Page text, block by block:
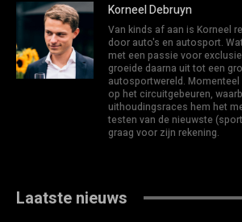
Korneel Debruyn
Van kinds af aan is Korneel
door auto's en autosport.
met een passie voor
groeide daarna uit tot een
autosportwereld.
op het circuitgebeuren,
uithoudingsraces hem het
testen van de nieuwste
graag voor zijn rekening.
Laatste nieuws